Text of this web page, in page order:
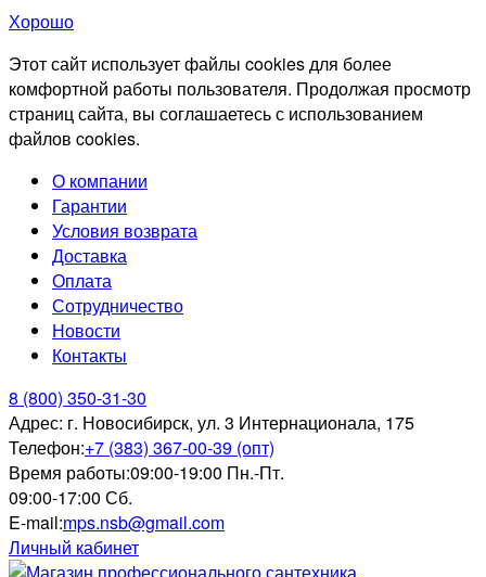
Хорошо
Этот сайт использует файлы cookies для более
комфортной работы пользователя. Продолжая просмотр
страниц сайта, вы соглашаетесь с использованием
файлов cookies.
О компании
Гарантии
Условия возврата
Доставка
Оплата
Сотрудничество
Новости
Контакты
8 (800) 350-31-30
Адрес: г. Новосибирск, ул. 3 Интернационала, 175
Телефон:+7 (383) 367-00-39 (опт)
Время работы:09:00-19:00 Пн.-Пт.
09:00-17:00 Сб.
E-mail:mps.nsb@gmail.com
Личный кабинет